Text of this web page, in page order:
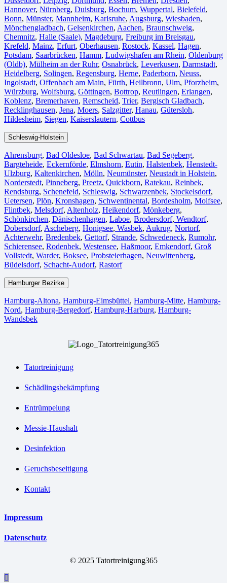
Hannover, Nürnberg, Duisburg⁠, Bochum, Wuppertal⁠, Bielefeld⁠,
Bonn⁠, Münster⁠, Mannheim, Karlsruhe, Augsburg, Wiesbaden⁠,
Mönchengladbach⁠, Gelsenkirchen⁠, Aachen⁠, Braunschweig,
Chemnitz⁠, Halle (Saale)⁠, Magdeburg, Freiburg im Breisgau⁠,
Krefeld⁠, Mainz⁠, Erfurt, Oberhausen⁠, Rostock⁠, Kassel⁠, Hagen,
Potsdam, Saarbrücken⁠, Hamm, Ludwigshafen am Rhein⁠, Oldenburg
(Oldb), Mülheim an der Ruhr, Osnabrück⁠, Leverkusen, Darmstadt⁠,
Heidelberg, Solingen, Regensburg, Herne⁠, Paderborn, Neuss,
Ingolstadt, Offenbach am Main, Fürth⁠, Heilbronn, Ulm⁠, Pforzheim,
Würzburg, Wolfsburg⁠, Göttingen, Bottrop, Reutlingen, Erlangen⁠,
Koblenz, Bremerhaven⁠, Remscheid, Trier⁠, Bergisch Gladbach,
Recklinghausen, Jena⁠, Moers⁠, Salzgitter⁠, Hanau, Gütersloh,
Hildesheim⁠, Siegen⁠, Kaiserslautern⁠, Cottbus⁠
Schleswig-Holstein
Ahrensburg, Bad Oldesloe, Bad Schwartau, Bad Segeberg,
Bargteheide, Eckernförde, Elmshorn, Eutin, Halstenbek, Henstedt-
Ulzburg, Kaltenkirchen, Mölln, Neumünster, Neustadt in Holstein,
Norderstedt, Pinneberg, Preetz, Quickborn, Ratekau, Reinbek,
Rendsburg, Schenefeld, Schleswig, Schwarzenbek, Stockelsdorf,
Uetersen, Plön, Kronshagen, Schwentinental, Bordesholm, Molfsee,
Flintbek, Melsdorf, Altenholz, Heikendorf, Mönkeberg,
Schönkirchen, Dänischenhagen, Laboe, Brodersdorf, Wendtorf,
Dobersdorf, Ascheberg, Honigsee, Wasbek, Aukrug, Nortorf,
Achterwehr, Bredenbek, Gettorf, Strande, Schwedeneck, Rumohr,
Schierensee, Rodenbek, Westensee, Haßmoor, Emkendorf, Groß
Vollstedt, Warder, Boksee, Probsteierhagen, Neuwittenberg,
Büdelsdorf, Schacht-Audorf, Rastorf
Hamburger Bezirke
Hamburg-Altona, Hamburg-Eimsbüttel, Hamburg-Mitte, Hamburg-
Nord, Hamburg-Bergedorf, Hamburg-Harburg, Hamburg-
Wandsbek
Tatortreinigung
Schädlingsbekämpfung
Entrümpelung
Messie-Haushalt
Desinfektion
Geruchsbeseitigung
Kontakt
Impressum
Datenschutz
© 2025 Tatortreinigung365